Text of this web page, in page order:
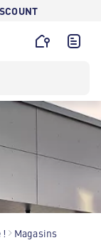
! Magasins